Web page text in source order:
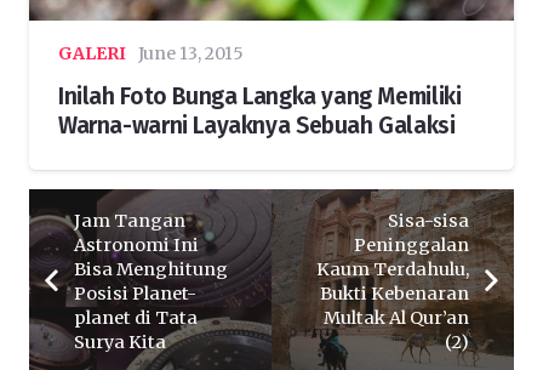
GALERI June 13, 2015
Inilah Foto Bunga Langka yang Memiliki
Warna-warni Layaknya Sebuah Galaksi
Jam Tangan
Astronomi Ini
Bisa Menghitung
Posisi Planet-
planet di Tata
Surya Kita
Sisa-sisa
Peninggalan
Kaum Terdahulu,
Bukti Kebenaran
Multak Al Qur’an
(2)